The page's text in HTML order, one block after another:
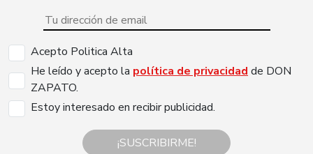
Acepto Politica Alta
He leído y acepto la política de privacidad de DON
ZAPATO.
Estoy interesado en recibir publicidad.
¡SUSCRIBIRME!